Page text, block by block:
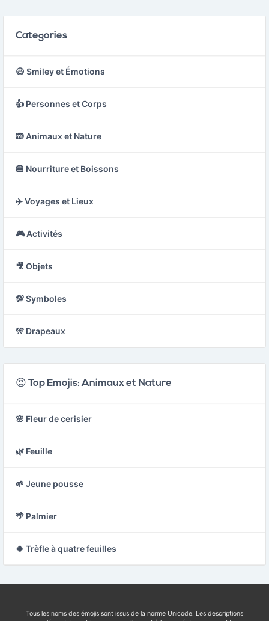
Categories
😃 Smiley et Émotions
👍 Personnes et Corps
🙉 Animaux et Nature
🍔 Nourriture et Boissons
✈️ Voyages et Lieux
🎮 Activités
🎥 Objets
💯 Symboles
🎌 Drapeaux
😍 Top Emojis: Animaux et Nature
🌸 Fleur de cerisier
🌿 Feuille
🌱 Jeune pousse
🌴 Palmier
🍀 Trèfle à quatre feuilles
Tous les noms des émojis sont issus de la norme Unicode. Les descriptions